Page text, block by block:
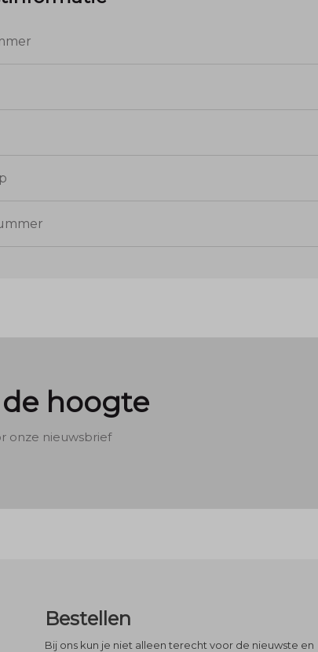
hoogte
onze nieuwsbrief
Bestellen
Bij ons kun je niet alleen terecht voor de nieuwste en